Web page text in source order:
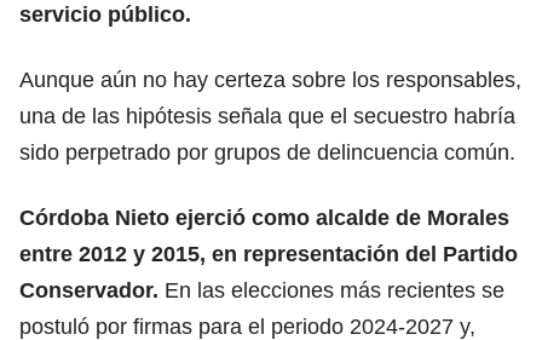
servicio público.
Aunque aún no hay certeza sobre los responsables,
una de las hipótesis señala que el secuestro habría
sido perpetrado por grupos de delincuencia común.
Córdoba Nieto ejerció como alcalde de Morales
entre 2012 y 2015, en representación del Partido
Conservador. En las elecciones más recientes se
postuló por firmas para el periodo 2024-2027 y,